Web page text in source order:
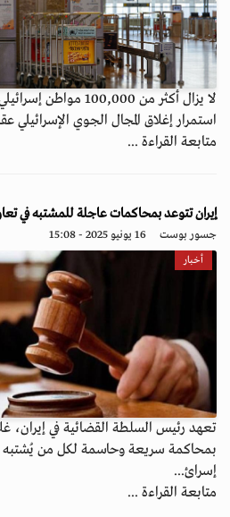
لا يزال أكثر من
استمرار إغلاق المجال الجوي
متابعة القراءة ...
إيران تتوعد بمحاكمات عاجلة للمشتبه في
جسور بوست 16 يونيو 2025 - 15:08
أخبار
تعهد رئيس السلطة القضائية في
بمحاكمة سريعة وحاسمة لكل من يُشتبه
إسرائ...
متابعة القراءة ...